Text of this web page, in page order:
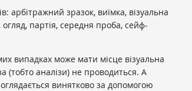
арбітражний зразок, виїмка, візуальна
партія, середня проба, сейф-
випадках може мати місце візуальна
(тобто аналізи) не проводиться. А
винятково за допомогою